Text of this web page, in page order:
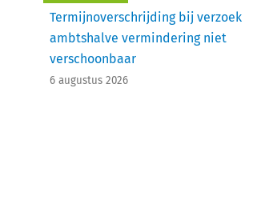
Termijnoverschrijding bij verzoek
ambtshalve vermindering niet
verschoonbaar
6 augustus 2026